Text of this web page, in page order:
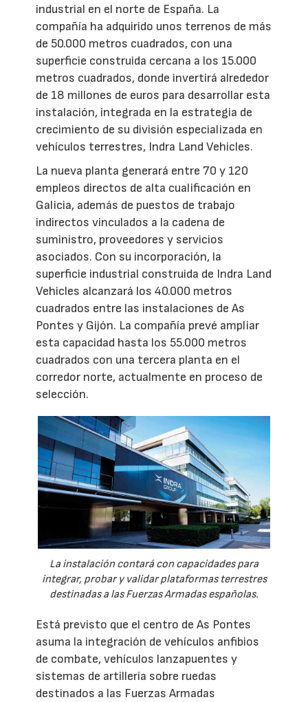
industrial en el norte de España. La
compañía ha adquirido unos terrenos de más
de 50.000 metros cuadrados, con una
superficie construida cercana a los 15.000
metros cuadrados, donde invertirá alrededor
de 18 millones de euros para desarrollar esta
instalación, integrada en la estrategia de
crecimiento de su división especializada en
vehículos terrestres, Indra Land Vehicles.
La nueva planta generará entre 70 y 120
empleos directos de alta cualificación en
Galicia, además de puestos de trabajo
indirectos vinculados a la cadena de
suministro, proveedores y servicios
asociados. Con su incorporación, la
superficie industrial construida de Indra Land
Vehicles alcanzará los 40.000 metros
cuadrados entre las instalaciones de As
Pontes y Gijón. La compañía prevé ampliar
esta capacidad hasta los 55.000 metros
cuadrados con una tercera planta en el
corredor norte, actualmente en proceso de
selección.
La instalación contará con capacidades para
integrar, probar y validar plataformas terrestres
destinadas a las Fuerzas Armadas españolas.
Está previsto que el centro de As Pontes
asuma la integración de vehículos anfibios
de combate, vehículos lanzapuentes y
sistemas de artillería sobre ruedas
destinados a las Fuerzas Armadas